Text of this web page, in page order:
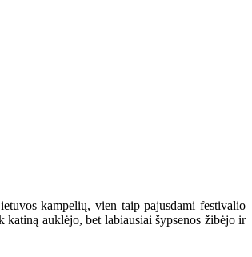
kampelių, vien taip pajusdami festivalio
auklėjo, bet labiausiai šypsenos žibėjo ir